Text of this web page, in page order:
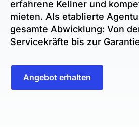
erfahrene Kellner und
mieten. Als etablierte
gesamte Abwicklung: Von
Servicekräfte bis zur
Angebot erhalten